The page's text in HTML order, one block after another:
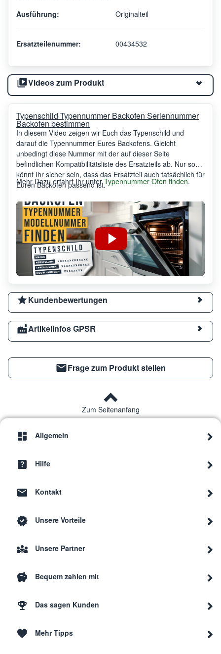
Ausführung:
Originalteil
Ersatzteilenummer: 00434532
Videos zum Produkt
Typenschild Typennummer Backofen Seriennummer
Backofen bestimmen
In diesem Video zeigen wir Euch das Typenschild und
darauf die Typennummer Eures Backofens. Gleicht
unbedingt diese Nummer mit der auf dieser Seite
befindlichen Kompatibilitätsliste des Ersatzteils ab. Nur so
könnt Ihr sicher sein, dass das Ersatzteil auch tatsächlich für
Euren Backofen passend ist.
Mehr Dazu erfahrt Ihr unterTypennummer Ofen finden.
Kundenbewertungen
Artikelinfos GPSR
Frage zum Produkt stellen
Zum Seitenanfang
Allgemein
Hilfe
Kontakt
Unsere Vorteile
Unsere Partner
Bequem zahlen mit
Das sagen Kunden
Mehr Tipps